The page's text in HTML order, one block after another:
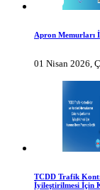
Apron Memurları
01 Nisan 2026,
TCDD Trafik
İyileştirilmesi İçin